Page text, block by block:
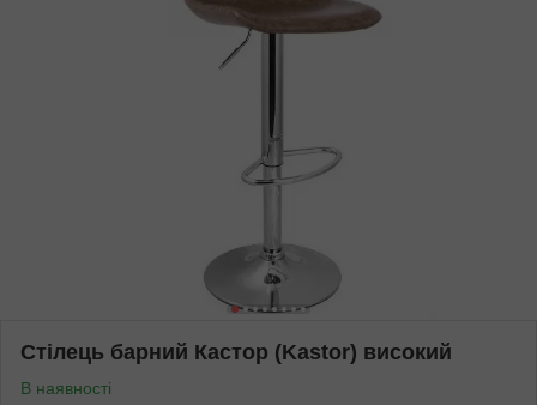
Стілець барний Кастор (Kastor) високий
В наявності